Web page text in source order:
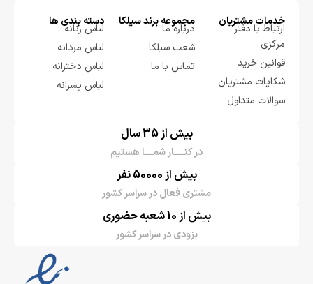
خدمات مشتریان
ارتباط با دفتر
مرکزی
قوانین خرید
شکایات مشتریان
سوالات متداول
مجموعه برند سيلكا
درباره ما
شعب سیلکا
تماس با ما
دسته بندی ها
لباس زنانه
لباس مردانه
لباس دخترانه
لباس پسرانه
بیش از 35 سال
در کنـــــار شمــــا هستیم
بیش از 50000 نفر
مشتری فعال در سراسر کشور
بیش از 10 شعبه حضوری
بزودی در سراسر کشور